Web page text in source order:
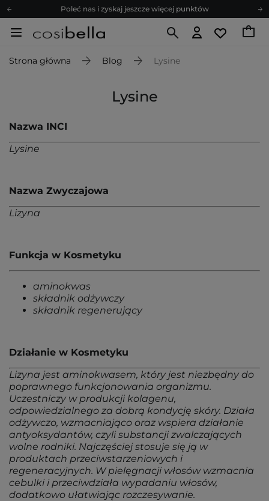
Poleć nas i zyskaj jeszcze więcej punktów
Bezpłatne konsultacje kosmetologiczne
Z nami to możliwe! Realizacja zamówienia do 24h.
Zapisz się na newsletter pełen porad
Strona główna Blog Lysine
Lysine
Nazwa INCI
Lysine
Nazwa Zwyczajowa
Lizyna
Funkcja w Kosmetyku
aminokwas
składnik odżywczy
składnik regenerujący
Działanie w Kosmetyku
Lizyna jest aminokwasem, który jest niezbędny do
poprawnego funkcjonowania organizmu.
Uczestniczy w produkcji kolagenu,
odpowiedzialnego za dobrą kondycję skóry. Działa
odżywczo, wzmacniająco oraz wspiera działanie
antyoksydantów, czyli substancji zwalczających
wolne rodniki. Najczęściej stosuje się ją w
produktach przeciwstarzeniowych i
regeneracyjnych. W pielęgnacji włosów wzmacnia
cebulki i przeciwdziała wypadaniu włosów,
dodatkowo ułatwiając rozczesywanie.